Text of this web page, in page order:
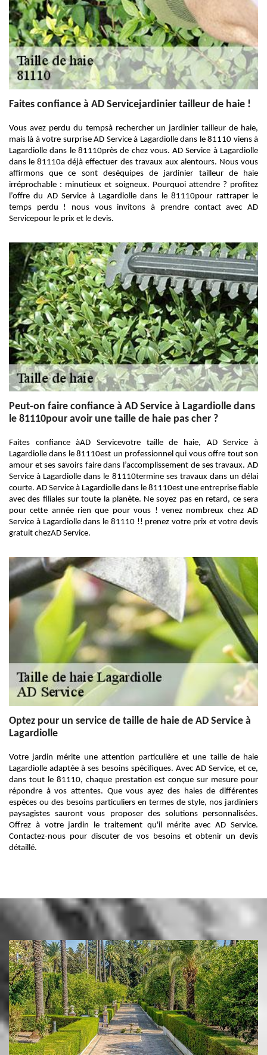
Faites confiance à AD Servicejardinier tailleur de haie !
Vous avez perdu du tempsà rechercher un jardinier tailleur de haie,
mais là à votre surprise AD Service à Lagardiolle dans le 81110 viens à
Lagardiolle dans le 81110près de chez vous. AD Service à Lagardiolle
dans le 81110a déjà effectuer des travaux aux alentours. Nous vous
affirmons que ce sont deséquipes de jardinier tailleur de haie
irréprochable : minutieux et soigneux. Pourquoi attendre ? profitez
l’offre du AD Service à Lagardiolle dans le 81110pour rattraper le
temps perdu ! nous vous invitons à prendre contact avec AD
Servicepour le prix et le devis.
Peut-on faire confiance à AD Service à Lagardiolle dans
le 81110pour avoir une taille de haie pas cher ?
Faites confiance àAD Servicevotre taille de haie, AD Service à
Lagardiolle dans le 81110est un professionnel qui vous offre tout son
amour et ses savoirs faire dans l’accomplissement de ses travaux. AD
Service à Lagardiolle dans le 81110termine ses travaux dans un délai
courte. AD Service à Lagardiolle dans le 81110est une entreprise fiable
avec des filiales sur toute la planète. Ne soyez pas en retard, ce sera
pour cette année rien que pour vous ! venez nombreux chez AD
Service à Lagardiolle dans le 81110 !! prenez votre prix et votre devis
gratuit chezAD Service.
Optez pour un service de taille de haie de AD Service à
Lagardiolle
Votre jardin mérite une attention particulière et une taille de haie
Lagardiolle adaptée à ses besoins spécifiques. Avec AD Service, et ce,
dans tout le 81110, chaque prestation est conçue sur mesure pour
répondre à vos attentes. Que vous ayez des haies de différentes
espèces ou des besoins particuliers en termes de style, nos jardiniers
paysagistes sauront vous proposer des solutions personnalisées.
Offrez à votre jardin le traitement qu'il mérite avec AD Service.
Contactez-nous pour discuter de vos besoins et obtenir un devis
détaillé.